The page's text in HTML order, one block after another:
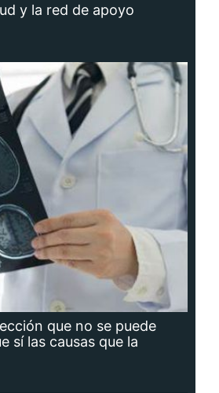
y la red de apoyo
que no se puede
sí las causas que la